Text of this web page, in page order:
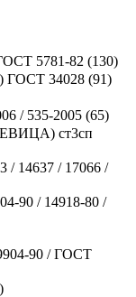
5781-82 (130)
ГОСТ 34028 (91)
/ 535-2005 (65)
ст3сп
/ 14637 / 17066 /
90 / 14918-80 /
90 / ГОСТ
)